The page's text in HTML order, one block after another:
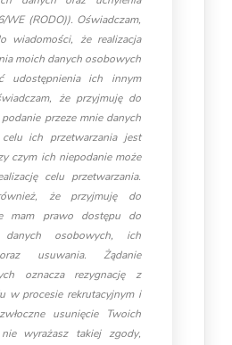
WE (RODO)). Oświadczam,
wiadomości, że realizacja
moich danych osobowych
udostępnienia ich innym
że przyjmuję do
przeze mnie danych
ich przetwarzania jest
czym ich niepodanie może
celu przetwarzania.
że przyjmuję do
mam prawo dostępu do
osobowych, ich
usuwania. Żądanie
oznacza rezygnację z
w procesie rekrutacyjnym i
usunięcie Twoich
wyrażasz takiej zgody,